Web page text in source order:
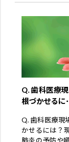
Q. 歯科医療
根づかせるに
Q. 歯科医療現
かせるには？
肺炎の予防や